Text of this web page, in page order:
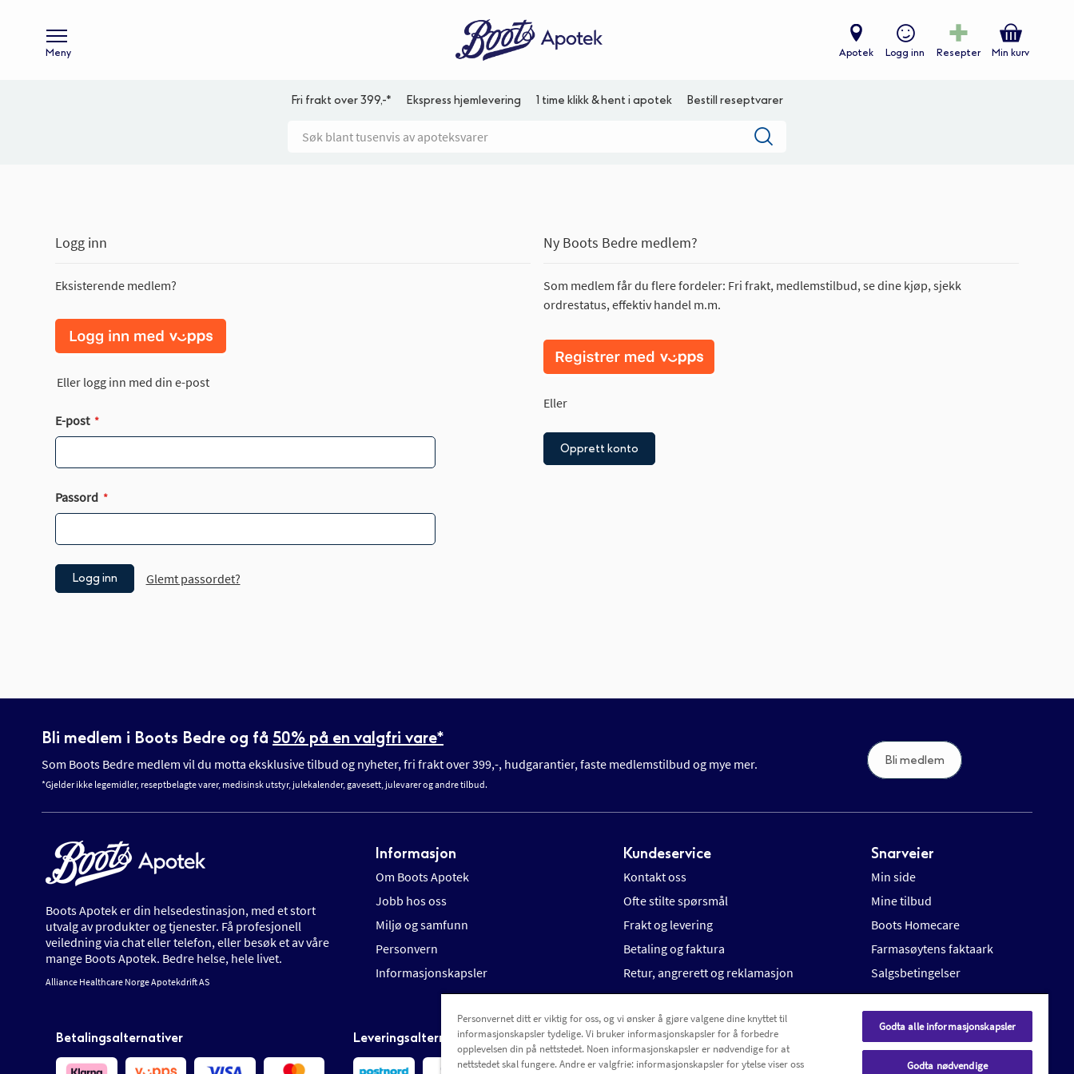
Meny Apotek Logg inn Resepter Min kurv
Fri frakt over 399,-* Ekspress hjemlevering 1 time klikk & hent i apotek Bestill reseptvarer
Logg inn
Eksisterende medlem?
Eller logg inn med din e-post
E-post
Passord
Logg inn Glemt passordet?
Ny Boots Bedre medlem?
Som medlem får du flere fordeler: Fri frakt, medlemstilbud, se dine kjøp, sjekk
ordrestatus, effektiv handel m.m.
Eller
Opprett konto
Bli medlem i Boots Bedre og få 50% på en valgfri vare*
Som Boots Bedre medlem vil du motta eksklusive tilbud og nyheter, fri frakt over 399,-, hudgarantier, faste medlemstilbud og mye mer.
*Gjelder ikke legemidler, reseptbelagte varer, medisinsk utstyr, julekalender, gavesett, julevarer og andre tilbud.
Bli medlem
Boots Apotek er din helsedestinasjon, med et stort
utvalg av produkter og tjenester. Få profesjonell
veiledning via chat eller telefon, eller besøk et av våre
mange Boots Apotek. Bedre helse, hele livet.
Alliance Healthcare Norge Apotekdrift AS
Informasjon
Om Boots Apotek
Jobb hos oss
Miljø og samfunn
Personvern
Informasjonskapsler
Kundeservice
Kontakt oss
Ofte stilte spørsmål
Frakt og levering
Betaling og faktura
Retur, angrerett og reklamasjon
Snarveier
Min side
Mine tilbud
Boots Homecare
Farmasøytens faktaark
Salgsbetingelser
Betalingsalternativer Leveringsalternativer
Personvernet ditt er viktig for oss, og vi ønsker å gjøre valgene dine knyttet til
informasjonskapsler tydelige. Vi bruker informasjonskapsler for å forbedre
opplevelsen din på nettstedet. Noen informasjonskapsler er nødvendige for at
nettstedet skal fungere. Andre er valgfrie: informasjonskapsler for ytelse viser oss
Godta alle informasjonskapsler
Godta nødvendige